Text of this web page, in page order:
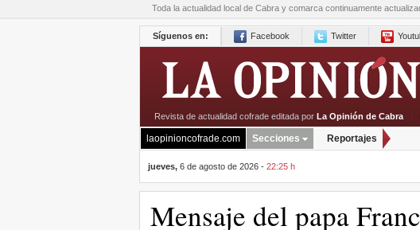
Toda la actualidad local de Cabra y comarca continuamente
Síguenos en: Facebook Twitter
Revista de actualidad cofrade editada por La Opinión de Cabra |
laopinioncofrade.com Secciones Reportajes
jueves,6 de agosto de 2026 - 22:25 h
Mensaje del papa